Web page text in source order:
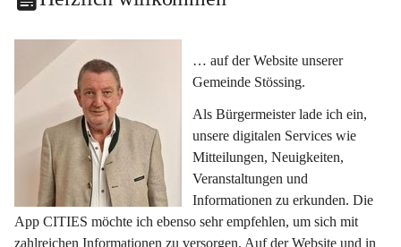
… auf der Website unserer
Gemeinde Stössing.
Als Bürgermeister lade ich ein,
unsere digitalen Services wie
Mitteilungen, Neuigkeiten,
Veranstaltungen und
Informationen zu erkunden. Die
App CITIES möchte ich ebenso sehr empfehlen, um sich mit
zahlreichen Informationen zu versorgen. Auf der Website und in